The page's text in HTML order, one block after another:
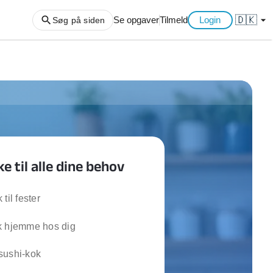
hvidevarer
Søg på siden Se opgaverTilmeld Login 🇩🇰 arrow_drop_down
til alle dine behov
til fester
hjemme hos dig
kok